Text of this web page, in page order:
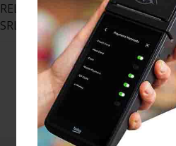
REL SYSPRO
SRL
Str. Piateta
P2, PARTER